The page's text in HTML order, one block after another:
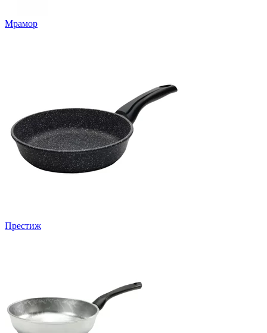
Мрамор
Престиж